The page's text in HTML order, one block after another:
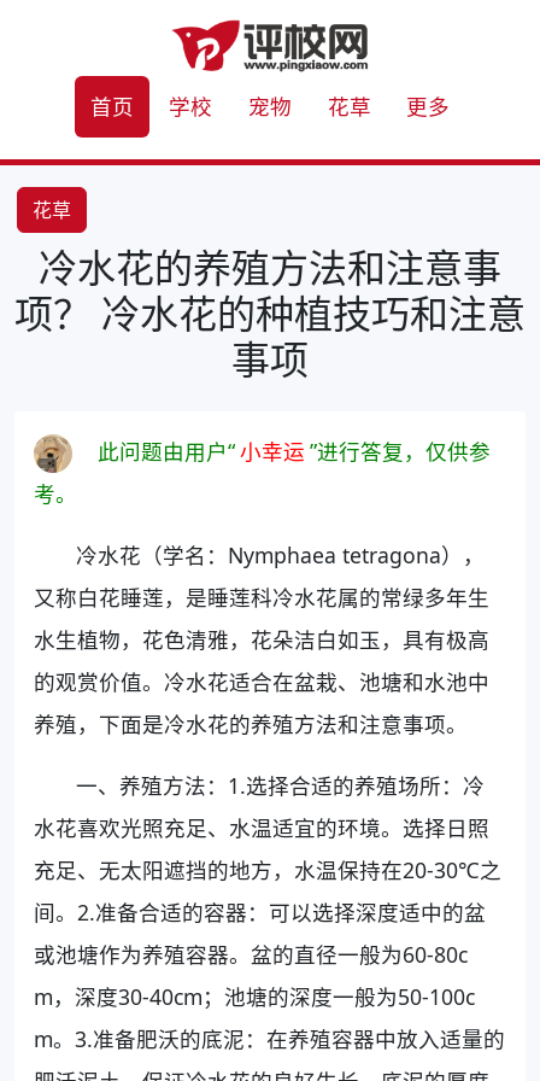
首页 学校 宠物 花草 更多
花草
冷水花的养殖方法和注意事
项？ 冷水花的种植技巧和注意
事项
此问题由用户“小幸运 ”进行答复，仅供参
考。
冷水花（学名：Nymphaea tetragona），
又称白花睡莲，是睡莲科冷水花属的常绿多年生
水生植物，花色清雅，花朵洁白如玉，具有极高
的观赏价值。冷水花适合在盆栽、池塘和水池中
养殖，下面是冷水花的养殖方法和注意事项。
一、养殖方法：1.选择合适的养殖场所：冷
水花喜欢光照充足、水温适宜的环境。选择日照
充足、无太阳遮挡的地方，水温保持在20-30℃之
间。2.准备合适的容器：可以选择深度适中的盆
或池塘作为养殖容器。盆的直径一般为60-80c
m，深度30-40cm；池塘的深度一般为50-100c
m。3.准备肥沃的底泥：在养殖容器中放入适量的